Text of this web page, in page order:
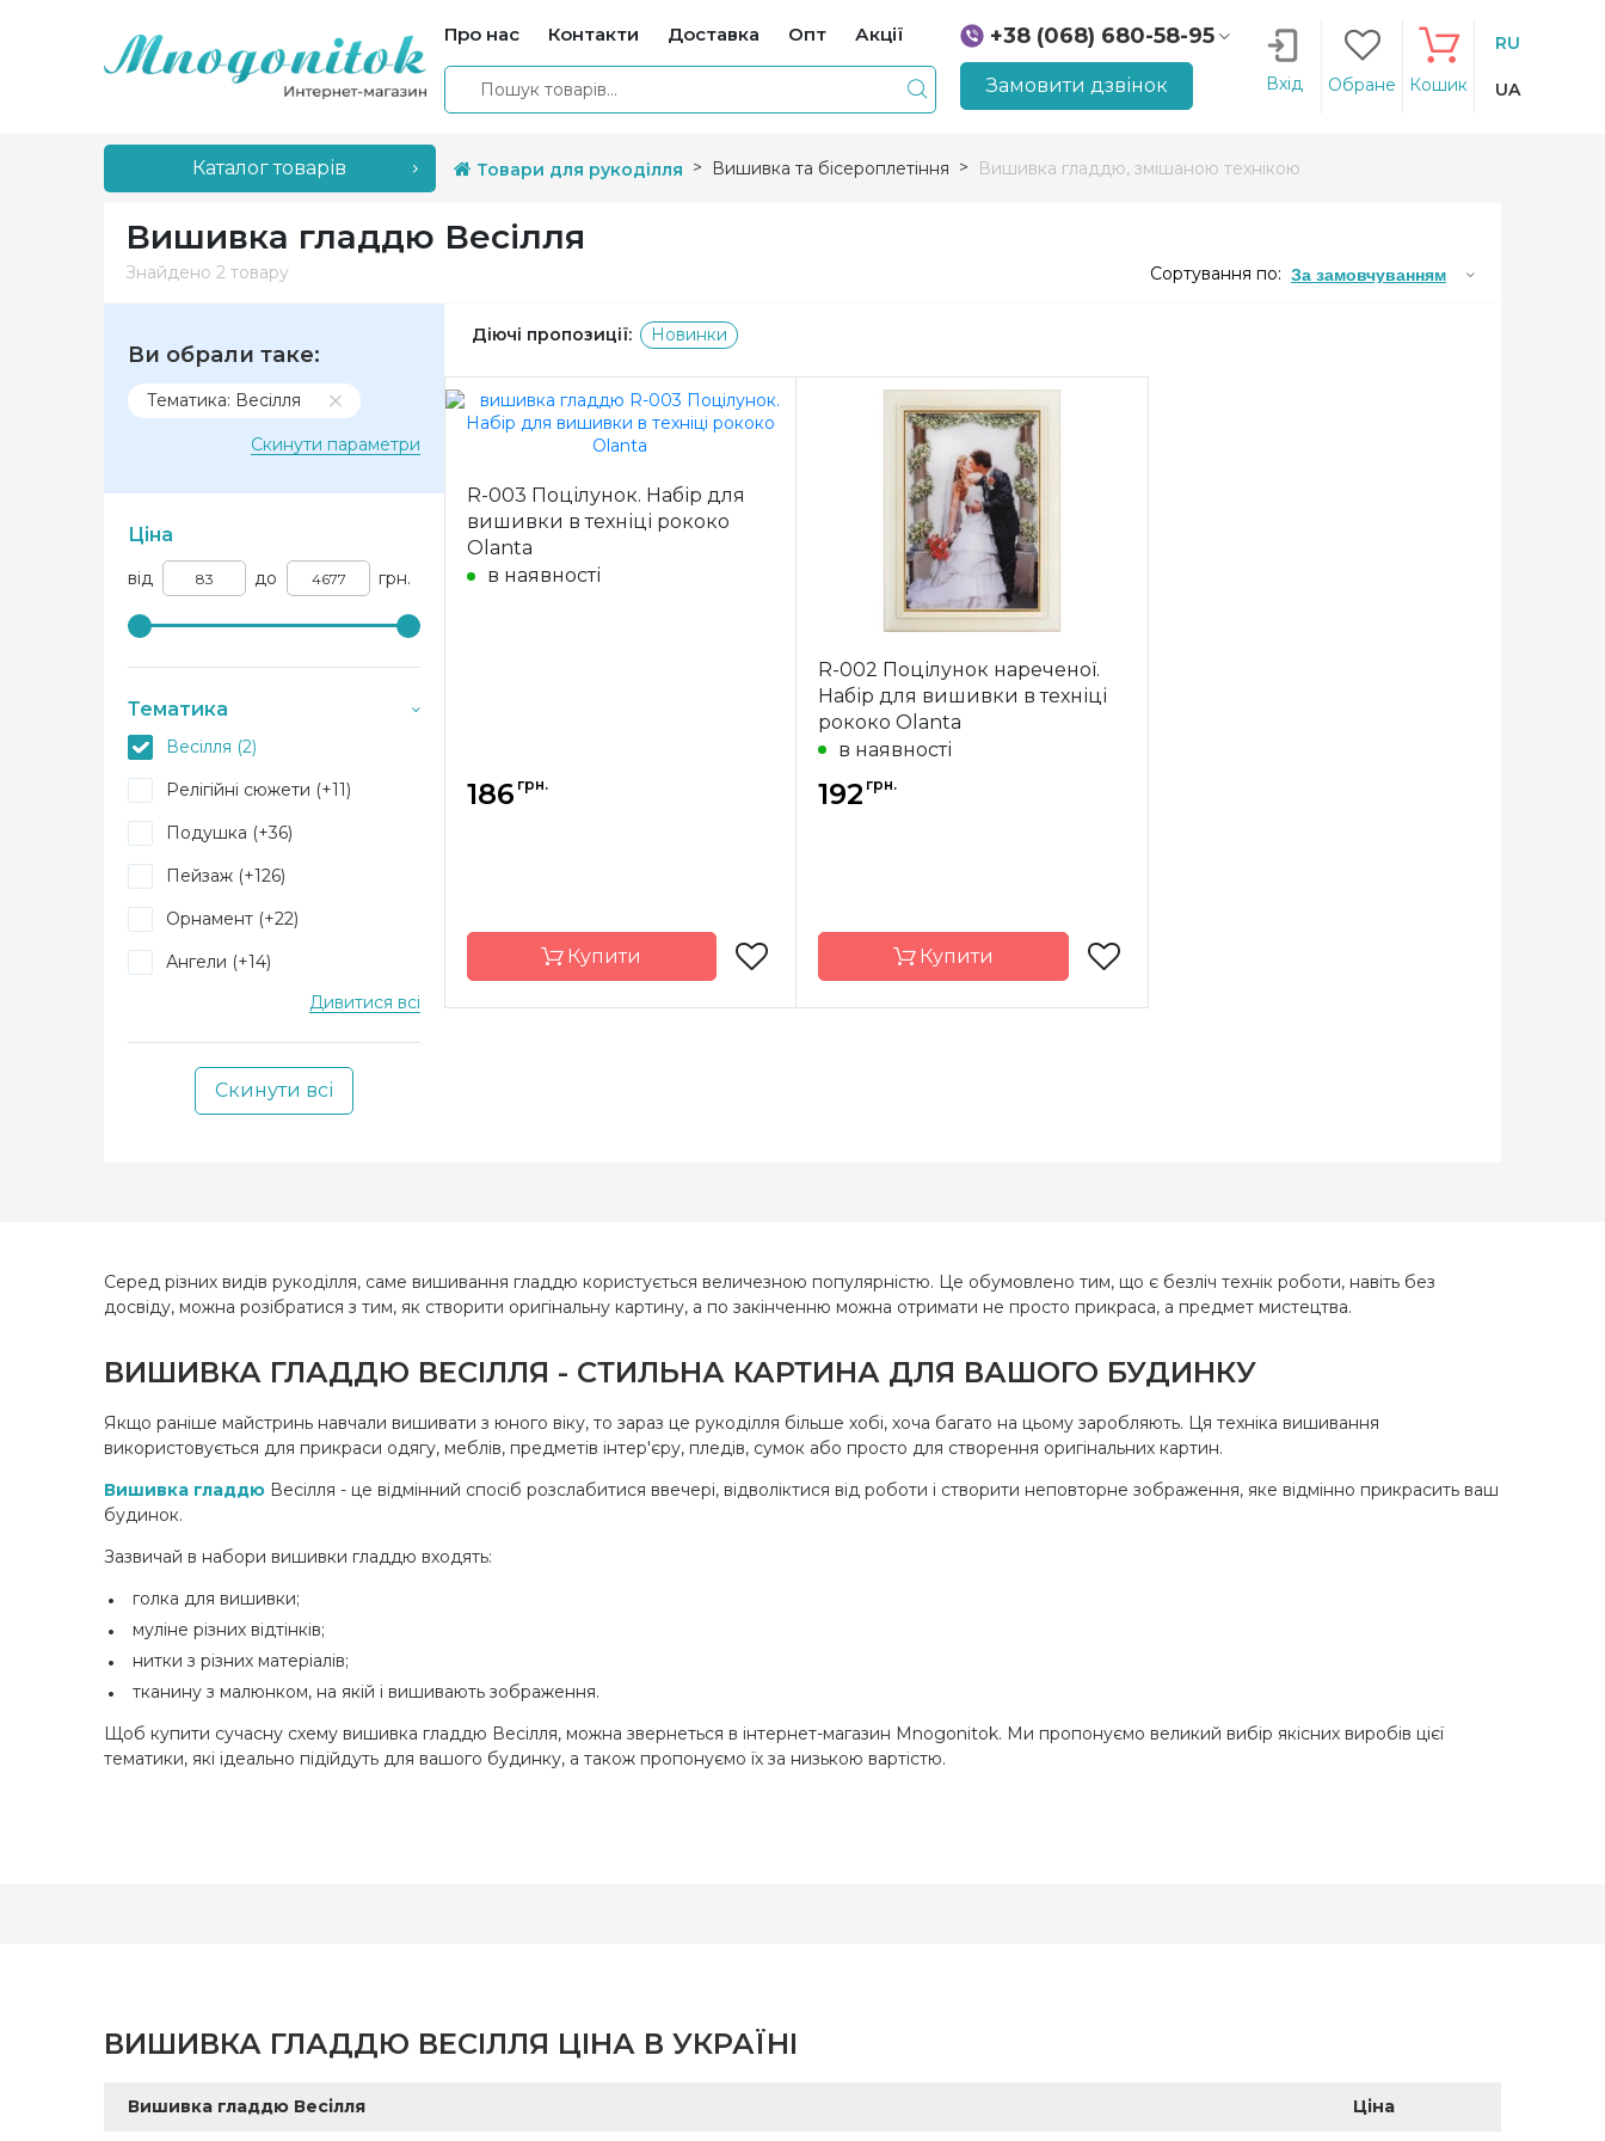
Про нас Контакти Доставка Опт Акції
+38 (068) 680-58-95
+38 (066) 207-14-90
Замовити дзвінок Вхід Обране Кошик
RU
UA
Каталог товарів Товари для рукоділля Вишивка та бісероплетіння Вишивка гладдю, змішаною технікою
Вишивка гладдю Весілля
Знайдено 2 товару Сортування по: За замовчуванням
Ви обрали таке:
Тематика: Весілля
Скинути параметри
Ціна
від до грн.
Тематика
Весілля (2)
Релігійні сюжети (+11)
Подушка (+36)
Пейзаж (+126)
Орнамент (+22)
Ангели (+14)
Фентезі (+27)
Магніт (+162)
Біскорню (+31)
Натюрморт (+93)
Новий рік (+250)
Чохол для планшета (+3)
Серветка (+1)
Дивитися всі
Скинути всі
Діючі пропозиції: Новинки
R-003 Поцілунок. Набір для
вишивки в техніці рококо
Olanta
в наявності
186 грн.
Купити
схемою(габардин)
Зашивання
часткова
R-002 Поцілунок нареченої.
Набір для вишивки в техніці
рококо Olanta
в наявності
192 грн.
Купити
схемою(габардин)
Зашивання
часткова
Серед різних видів рукоділля, саме вишивання гладдю користується величезною популярністю. Це обумовлено тим, що є безліч технік роботи, навіть без
досвіду, можна розібратися з тим, як створити оригінальну картину, а по закінченню можна отримати не просто прикраса, а предмет мистецтва.
ВИШИВКА ГЛАДДЮ ВЕСІЛЛЯ - СТИЛЬНА КАРТИНА ДЛЯ ВАШОГО БУДИНКУ
Якщо раніше майстринь навчали вишивати з юного віку, то зараз це рукоділля більше хобі, хоча багато на цьому заробляють. Ця техніка вишивання
використовується для прикраси одягу, меблів, предметів інтер'єру, пледів, сумок або просто для створення оригінальних картин.
Вишивка гладдю Весілля - це відмінний спосіб розслабитися ввечері, відволіктися від роботи і створити неповторне зображення, яке відмінно прикрасить ваш
будинок.
Зазвичай в набори вишивки гладдю входять:
голка для вишивки;
муліне різних відтінків;
нитки з різних матеріалів;
тканину з малюнком, на якій і вишивають зображення.
Щоб купити сучасну схему вишивка гладдю Весілля, можна звернеться в інтернет-магазин Mnogonitok. Ми пропонуємо великий вибір якісних виробів цієї
тематики, які ідеально підійдуть для вашого будинку, а також пропонуємо їх за низькою вартістю.
ВИШИВКА ГЛАДДЮ ВЕСІЛЛЯ ЦІНА В УКРАЇНІ
Вишивка гладдю Весілля Ціна